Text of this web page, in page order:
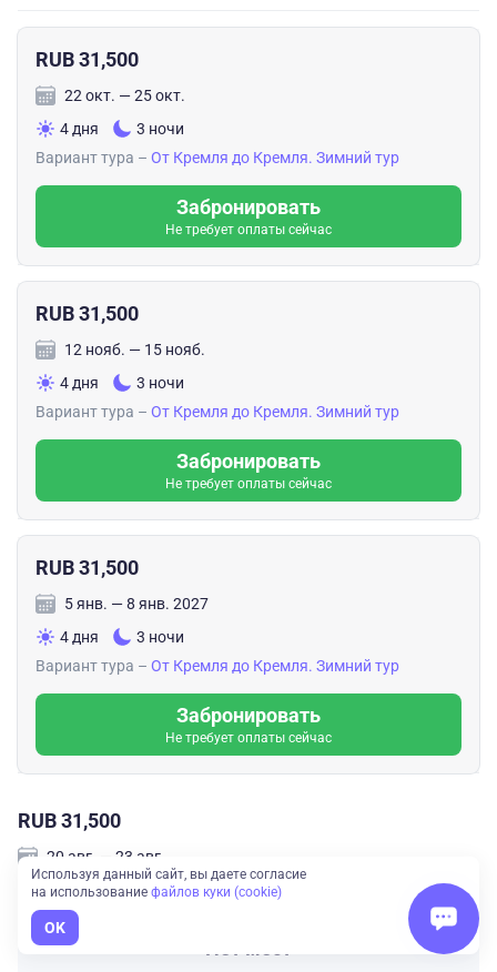
RUB 31,500
22 окт. — 25 окт.
4 дня
3 ночи
Вариант тура – От Кремля до Кремля. Зимний тур
Забронировать
Не требует оплаты сейчас
RUB 31,500
12 нояб. — 15 нояб.
4 дня
3 ночи
Вариант тура – От Кремля до Кремля. Зимний тур
Забронировать
Не требует оплаты сейчас
RUB 31,500
5 янв. — 8 янв. 2027
4 дня
3 ночи
Вариант тура – От Кремля до Кремля. Зимний тур
Забронировать
Не требует оплаты сейчас
RUB 31,500
20 авг. — 23 авг.
4 дня
3 ночи
Нет мест
Используя данный сайт, вы даете согласие
на использование файлов куки (cookie)
OK